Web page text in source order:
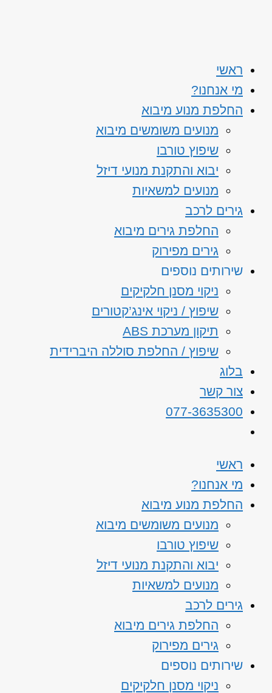
ראשי
מי אנחנו?
החלפת מנוע מיבוא
מנועים משומשים מיבוא
שיפוץ טורבו
יבוא והתקנת מנועי דיזל
מנועים למשאיות
גירים לרכב
החלפת גירים מיבוא
גירים מפירוק
שירותים נוספים
ניקוי מסנן חלקיקים
שיפוץ / ניקוי אינג’קטורים
תיקון מערכת ABS
שיפוץ / החלפת סוללה היברידית
בלוג
צור קשר
077-3635300
ראשי
מי אנחנו?
החלפת מנוע מיבוא
מנועים משומשים מיבוא
שיפוץ טורבו
יבוא והתקנת מנועי דיזל
מנועים למשאיות
גירים לרכב
החלפת גירים מיבוא
גירים מפירוק
שירותים נוספים
ניקוי מסנן חלקיקים